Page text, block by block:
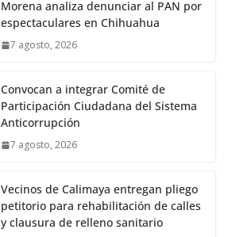
Morena analiza denunciar al PAN por
espectaculares en Chihuahua
7 agosto, 2026
Convocan a integrar Comité de
Participación Ciudadana del Sistema
Anticorrupción
7 agosto, 2026
Vecinos de Calimaya entregan pliego
petitorio para rehabilitación de calles
y clausura de relleno sanitario